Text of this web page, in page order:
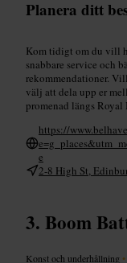
Planera ditt
Kom tidigt om du vill
snabbare service och
rekommendationer.
välj att dela upp er
promenad längs
https://
e
2-8 High St,
Boom
Konst och underhållning •